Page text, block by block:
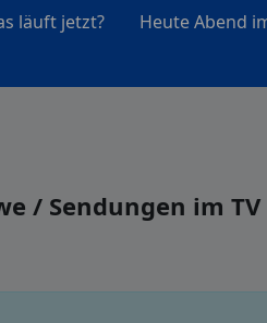
läuft jetzt? Heute Abend
/ Sendungen im